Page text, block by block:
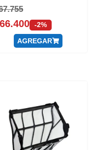
66.400 -2%
AGREGAR